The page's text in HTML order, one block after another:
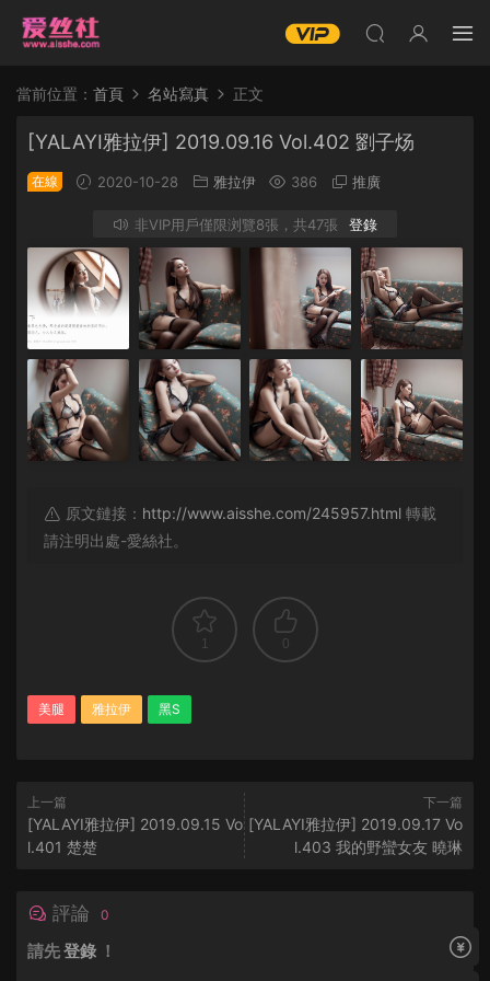
當前位置： 首頁 名站寫真 正文
[YALAYI雅拉伊] 2019.09.16 Vol.402 劉子炀
在線 2020-10-28 雅拉伊 386 推廣
非VIP用戶僅限浏覽8張，共47張 登錄
原文鏈接： http://www.aisshe.com/245957.html 轉載
請注明出處-愛絲社。
1 0
美腿 雅拉伊 黑S
上一篇
[YALAYI雅拉伊] 2019.09.15 Vo
l.401 楚楚
下一篇
[YALAYI雅拉伊] 2019.09.17 Vo
l.403 我的野蠻女友 曉琳
評論 0
請先登錄 ！